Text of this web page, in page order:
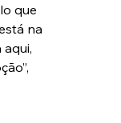
que
na